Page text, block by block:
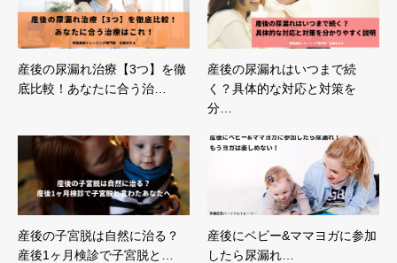
産後の尿漏れ治療【3つ】を徹
底比較！あなたに合う治…
産後の尿漏れはいつまで続
く？具体的な対応と対策を
分…
産後の子宮脱は自然に治る？
産後1ヶ月検診で子宮脱と…
産後にベビー&ママヨガに参加
したら尿漏れ…